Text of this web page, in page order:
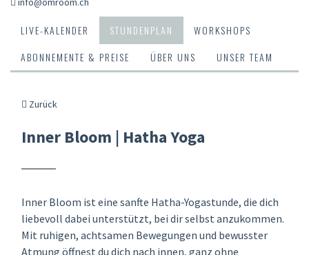
LIVE-KALENDER STUNDENPLAN
WORKSHOPS
ABONNEMENTE & PREISE
ÜBER UNS UNSER TEAM
Zurück
Inner Bloom | Hatha Yoga
Inner Bloom ist eine sanfte Hatha-Yogastunde, die dich
liebevoll dabei unterstützt, bei dir selbst anzukommen.
Mit ruhigen, achtsamen Bewegungen und bewusster
Atmung öffnest du dich nach innen, ganz ohne